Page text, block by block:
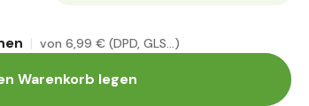
von 6,99 € (DPD, GLS...)
Warenkorb legen